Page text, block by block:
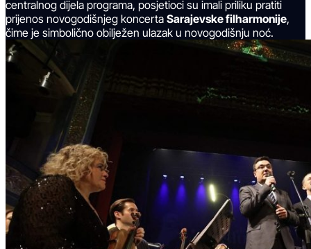
centralnog dijela programa, posjetioci su imali priliku pratiti
prijenos novogodišnjeg koncerta Sarajevske filharmonije,
čime je simbolično obilježen ulazak u novogodišnju noć.